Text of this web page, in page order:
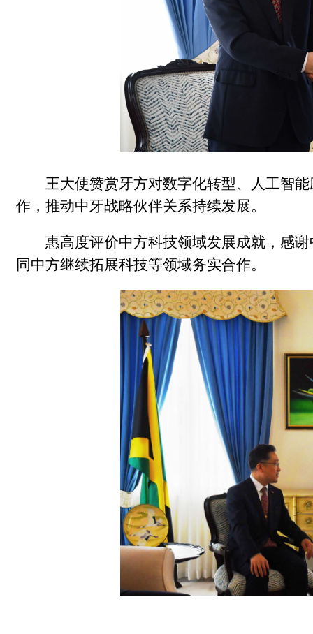
王大使赞赏牙方对数字化转型、人工智
作，推动中牙战略伙伴关系持续发展。
惠高度评价中方科技领域发展成就，感
同中方继续拓展科技等领域务实合作。